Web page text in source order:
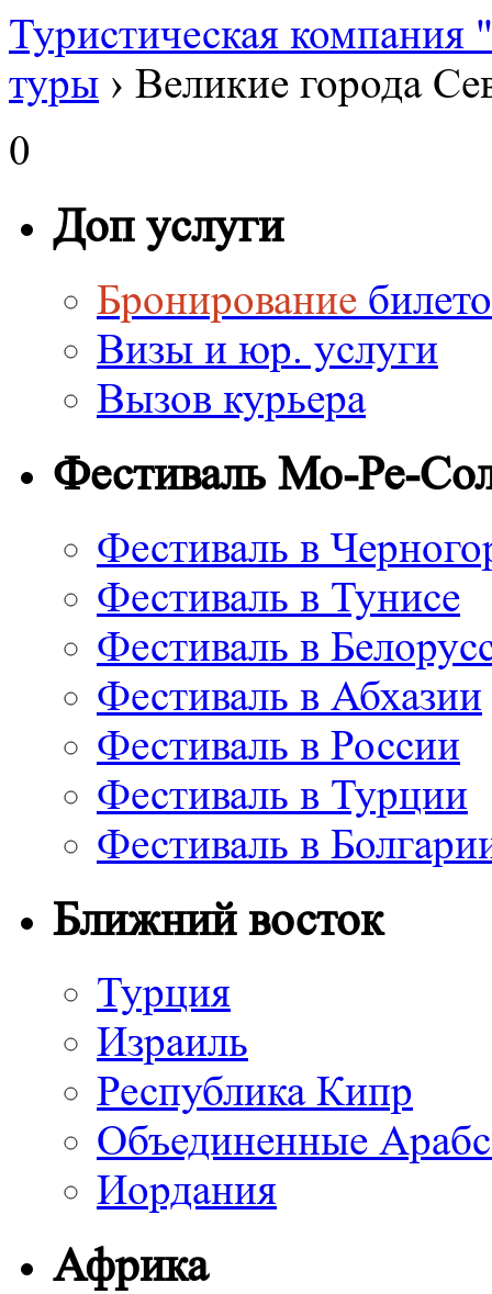
Туристическая
туры › Великие города
0
Доп услуги
Бронирование
Визы и юр. услуги
Вызов курьера
Фестиваль Мо-Ре-
Фестиваль в
Фестиваль в Тунисе
Фестиваль в
Фестиваль в Абхазии
Фестиваль в России
Фестиваль в Турции
Фестиваль в
Ближний восток
Турция
Израиль
Республика Кипр
Объединенные
Иордания
Африка